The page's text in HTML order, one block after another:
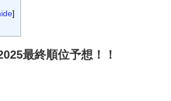
]
最終順位予想！！